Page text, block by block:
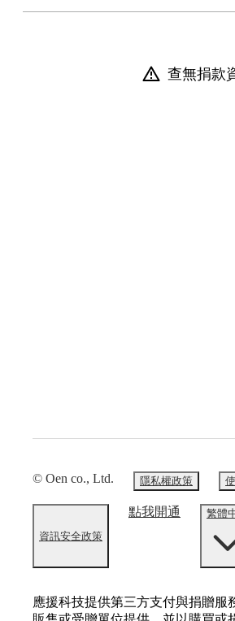
查無捐款
© Oen co., Ltd. 隱私權政策
資訊安全政策
點我開通 繁體
應援科技提供第三方支付與捐贈服